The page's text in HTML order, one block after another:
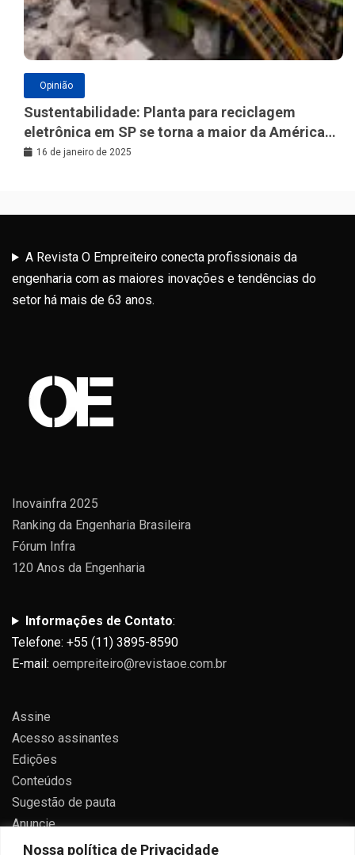
Nossa política de Privacidade
Opinião
Sustentabilidade: Planta para reciclagem
eletrônica em SP se torna a maior da América
Latina
16 de janeiro de 2025
A Revista O Empreiteiro conecta profissionais da
engenharia com as maiores inovações e tendências do
setor há mais de 63 anos.
Inovainfra 2025
Ranking da Engenharia Brasileira
Fórum Infra
120 Anos da Engenharia
Informações de Contato:
Telefone: +55 (11) 3895-8590
E-mail: oempreiteiro@revistaoe.com.br
Assine
Acesso assinantes
Edições
Conteúdos
Sugestão de pauta
Anuncie
Contato